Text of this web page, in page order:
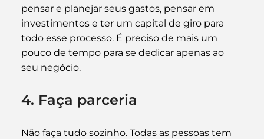
pensar e planejar seus gastos, pensar em
investimentos e ter um capital de giro para
todo esse processo. É preciso de mais um
pouco de tempo para se dedicar apenas ao
seu negócio.
4. Faça parceria
Não faça tudo sozinho. Todas as pessoas tem